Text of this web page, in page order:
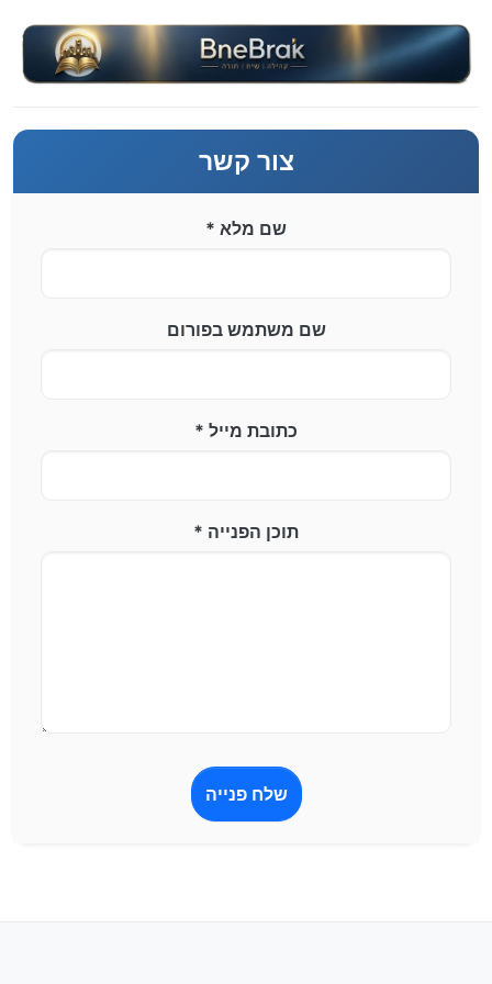
צור קשר
שם מלא *
שם משתמש בפורום
כתובת מייל *
תוכן הפנייה *
שלח פנייה